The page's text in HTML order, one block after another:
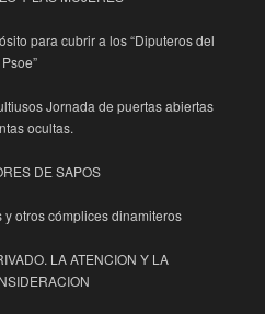
para cubrir a los “Diputeros del
Psoe”
Jornada de puertas abiertas
ocultas.
DE SAPOS
y otros cómplices dinamiteros
LA ATENCION Y LA